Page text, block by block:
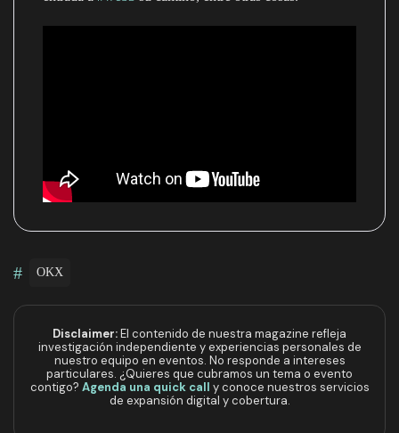
# OKX
Disclaimer:El contenido de nuestra magazine refleja
investigación independiente y experiencias personales de
nuestro equipo en eventos. No responde a intereses
particulares. ¿Quieres que cubramos un tema o evento
contigo? Agenda una quick call y conoce nuestros servicios
de expansión digital y cobertura.